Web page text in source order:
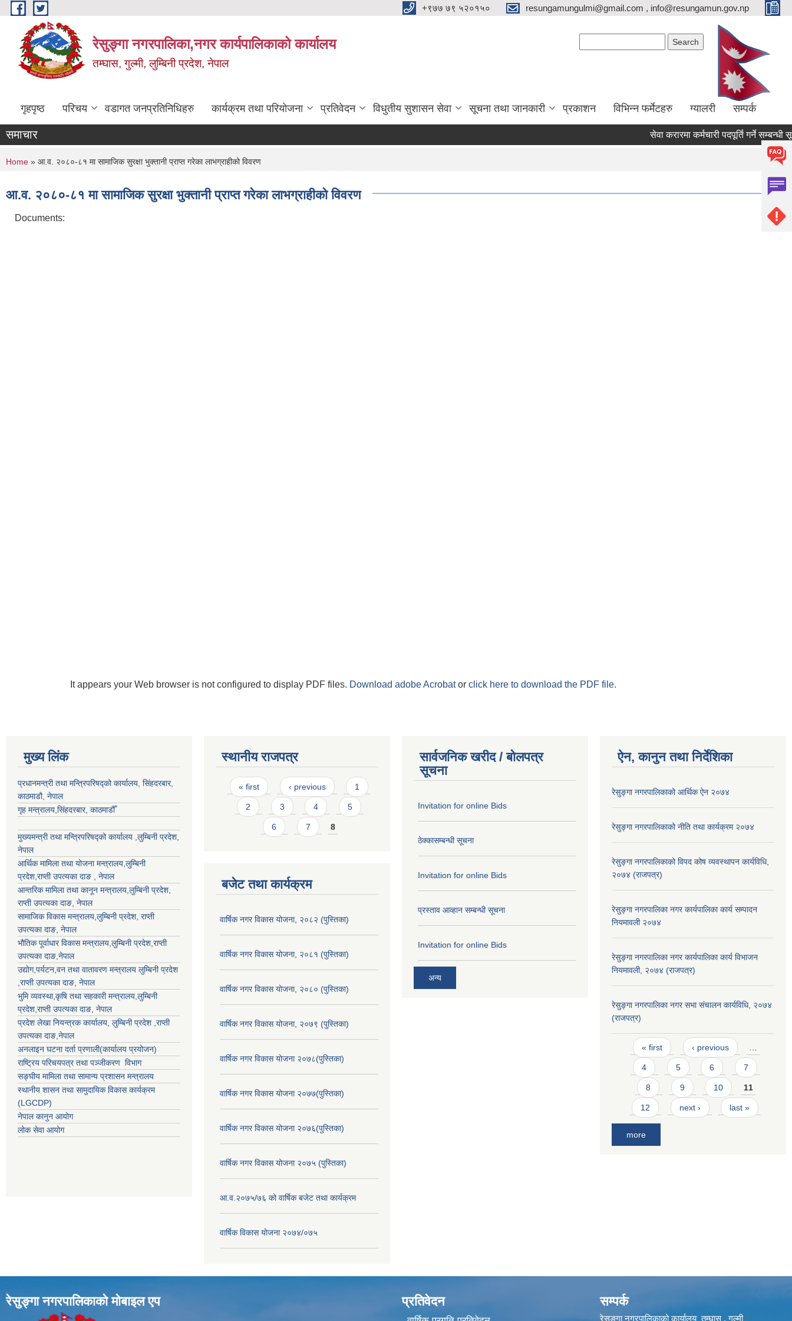
Skip to main content +९७७ ७९ ५२०१५० resungamungulmi@gmail.com , info@resungamun.gov.np
रेसुङ्गा नगरपालिका,नगर कार्यपालिकाको कार्यालय
तम्घास, गुल्मी, लुम्बिनी प्रदेश, नेपाल
गृहपृष्ठ परिचय वडागत जनप्रतिनिधिहरु कार्यक्रम तथा परियोजना प्रतिवेदन विधुतीय सुशासन सेवा सूचना तथा जानकारी प्रकाशन विभिन्न फर्मेटहरु ग्यालरी सम्पर्क
समाचार सेवा करारमा कर्मचारी पदपूर्ति गर्ने सम्बन्धी
You are here
Home » आ.व. २०८०-८१ मा सामाजिक सुरक्षा भुक्तानी प्राप्त गरेका लाभग्राहीको विवरण
आ.व. २०८०-८१ मा सामाजिक सुरक्षा भुक्तानी प्राप्त गरेका लाभग्राहीको विवरण
Documents:
It appears your Web browser is not configured to display PDF files. Download adobe Acrobator click here to download the PDF file.
मुख्य लिंक
प्रधानमन्त्री तथा मन्त्रिपरिषद्को कार्यालय, सिंहदरबार,
काठमाडौ, नेपाल
गृह मन्त्रालय,सिंहदरबार, काठमाडौँ
मुख्यमन्त्री तथा मन्त्रिपरिषद्को कार्यालय ,लुम्बिनी प्रदेश,
नेपाल
आर्थिक मामिला तथा योजना मन्त्रालय, लुम्बिनी
प्रदेश ,राप्ती उपत्यका दाङ , नेपाल
आन्तरिक मामिला तथा कानून मन्त्रालय, लुम्बिनी प्रदेश
राप्ती उपत्यका दाङ , नेपाल
सामाजिक विकास मन्त्रालय, लुम्बिनी प्रदेश राप्ती
उपत्यका दाङ , नेपाल
भौतिक पूर्वाधार विकास मन्त्रालय, लुम्बिनी प्रदेश राप्ती
उपत्यका दाङ ,नेपाल
उद्याेग,पर्यटन,वन तथा वातावरण मन्त्रालय लुम्बिनी प्रदेश
राप्ती उपत्यका दाङ , नेपाल
भुमि व्यवस्था,कृषि तथा सहकारी मन्त्रालय, लुम्बिनी
प्रदेश राप्ती उपत्यका दाङ , नेपाल
प्रदेश लेखा नियन्त्रक कार्यालय, लुम्बिनी प्रदेश राप्ती
उपत्यका दाङ ,नेपाल
अनलाइन घटना दर्ता प्रणाली(कार्यालय प्रयोजन)
राष्ट्रिय परिचयपत्र तथा पञ्जीकरण विभाग
सङ्घीय मामिला तथा सामान्य प्रशासन मन्त्रालय
स्थानीय शासन तथा सामुदायिक विकास कार्यक्रम
(LGCDP)
नेपाल कानुन आयोग
लोक सेवा आयोग
स्थानीय राजपत्र
Pages
« first ‹ previous 1
2 3 4 5
6 7 8
बजेट तथा कार्यक्रम
वार्षिक नगर विकास योजना, २०८२ (पुस्तिका)
वार्षिक नगर विकास योजना, २०८१ (पुस्तिका)
वार्षिक नगर विकास योजना, २०८० (पुस्तिका)
वार्षिक नगर विकास योजना, २०७९ (पुस्तिका)
वार्षिक नगर विकास योजना २०७८(पुस्तिका)
वार्षिक नगर विकास योजना २०७७(पुस्तिका)
वार्षिक नगर विकास योजना २०७६(पुस्तिका)
वार्षिक नगर विकास योजना २०७५ (पुस्तिका)
आ.व.२०७५/७६ को वार्षिक बजेट तथा कार्यक्रम
वार्षिक विकास योजना २०७४/०७५
सार्वजनिक खरीद / बोलपत्र
सूचना
Invitation for online Bids
ठेक्कासम्बन्धी सूचना
Invitation for online Bids
प्रस्ताव आव्हान सम्बन्धी सूचना
Invitation for online Bids
अन्य
ऐन, कानुन तथा निर्देशिका
रेसुङ्गा नगरपालिकाको आर्थिक ऐन २०७४
रेसुङ्गा नगरपालिकाको नीति तथा कार्यक्रम २०७४
रेसुङ्गा नगरपालिकाको विपद कोष व्यवस्थापन कार्यविधि,
२०७४ (राजपत्र)
रेसुङ्गा नगरपालिका नगर कार्यपालिका कार्य सम्पादन
नियमावली २०७४
रेसुङ्गा नगरपालिका नगर कार्यपालिका कार्य विभाजन
नियमावली, २०७४ (राजपत्र)
रेसुङ्गा नगरपालिका नगर सभा संचालन कार्यविधि, २०७४
(राजपत्र)
Pages
« first ‹ previous
4 5 6 7
8 9 10 11
12 next › last »
more
रेसुङ्गा नगरपालिकाकाे माेबाइल एप प्रतिवेदन सम्पर्क
रेसुङ्गा नगरपालिकाको कार्यालय तम्घास , गुल्मी